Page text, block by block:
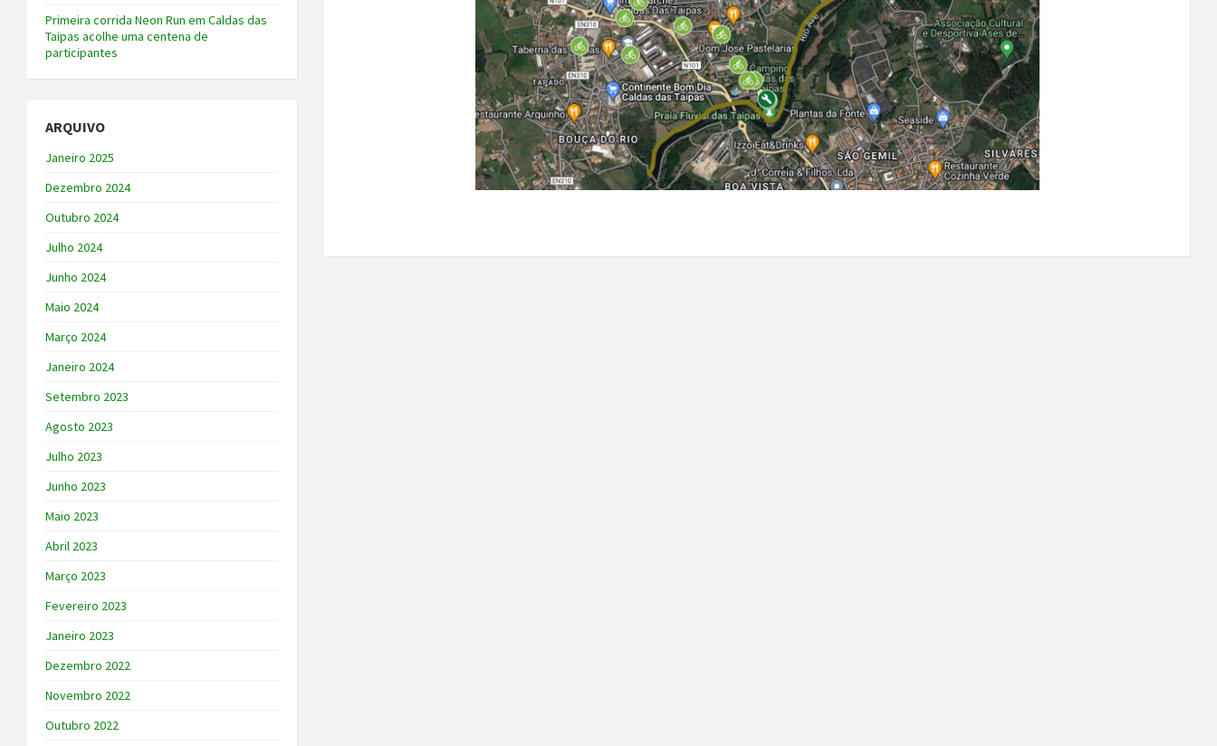
Primeira corrida Neon Run em Caldas das
Taipas acolhe uma centena de
participantes
ARQUIVO
Janeiro 2025
Dezembro 2024
Outubro 2024
Julho 2024
Junho 2024
Maio 2024
Março 2024
Janeiro 2024
Setembro 2023
Agosto 2023
Julho 2023
Junho 2023
Maio 2023
Abril 2023
Março 2023
Fevereiro 2023
Janeiro 2023
Dezembro 2022
Novembro 2022
Outubro 2022